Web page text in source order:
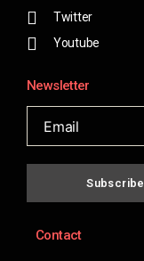
Twitter
Youtube
Newsletter
Subscribe
Contact